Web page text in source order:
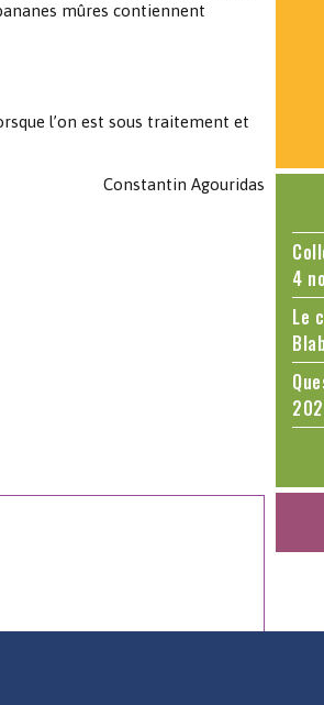
mûres contiennent
l’on est sous traitement et
Constantin Agouridas
4
Le